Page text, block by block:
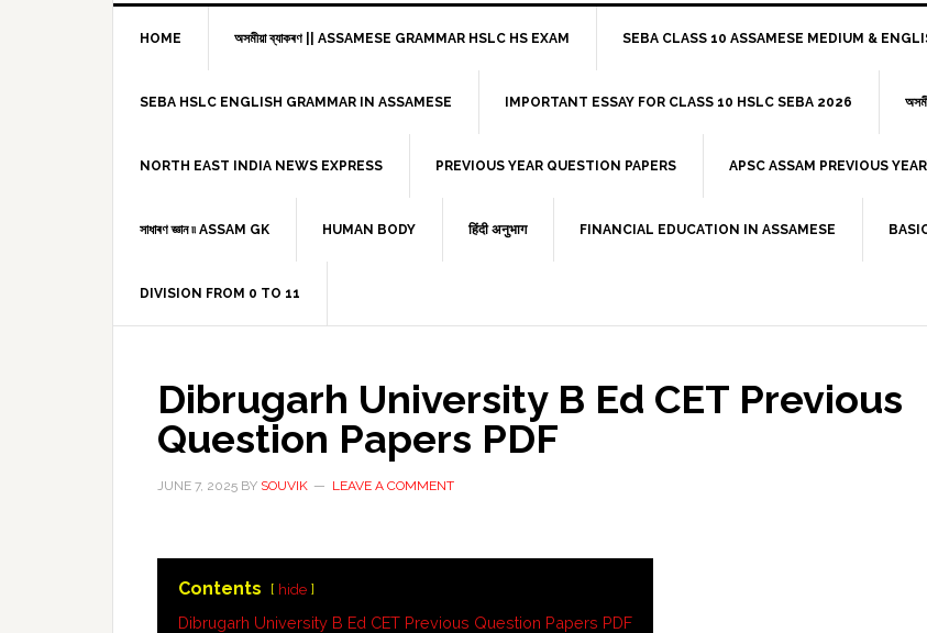
HOME অসমীয়া ব্যাকৰণ || ASSAMESE GRAMMAR HSLC HS EXAM SEBA CLASS 10 ASSAMESE MEDIUM &
SEBA HSLC ENGLISH GRAMMAR IN ASSAMESE IMPORTANT ESSAY FOR CLASS 10 HSLC SEBA 2026
NORTH EAST INDIA NEWS EXPRESS PREVIOUS YEAR QUESTION PAPERS APSC ASSAM PREVIOUS
সাধাৰণ জ্ঞান ৷৷ ASSAM GK HUMAN BODY हिंदी अनुभाग FINANCIAL EDUCATION IN ASSAMESE
DIVISION FROM 0 TO 11
Dibrugarh University B Ed CET Previous
Question Papers PDF
JUNE 7, 2025 BY SOUVIK LEAVE A COMMENT
Contents hide
Dibrugarh University B Ed CET Previous Question Papers PDF